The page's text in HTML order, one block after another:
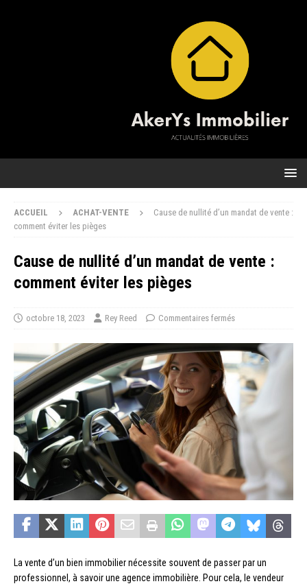
ACCUEIL ACHAT-VENTE
Cause de nullité d’un mandat de vente :
comment éviter les pièges
Cause de nullité d’un mandat de vente :
comment éviter les pièges
octobre 18, 2023 Rey Reed Commentaires fermés
La vente d’un bien immobilier nécessite souvent de passer par un
professionnel, à savoir une agence immobilière. Pour cela, le vendeur